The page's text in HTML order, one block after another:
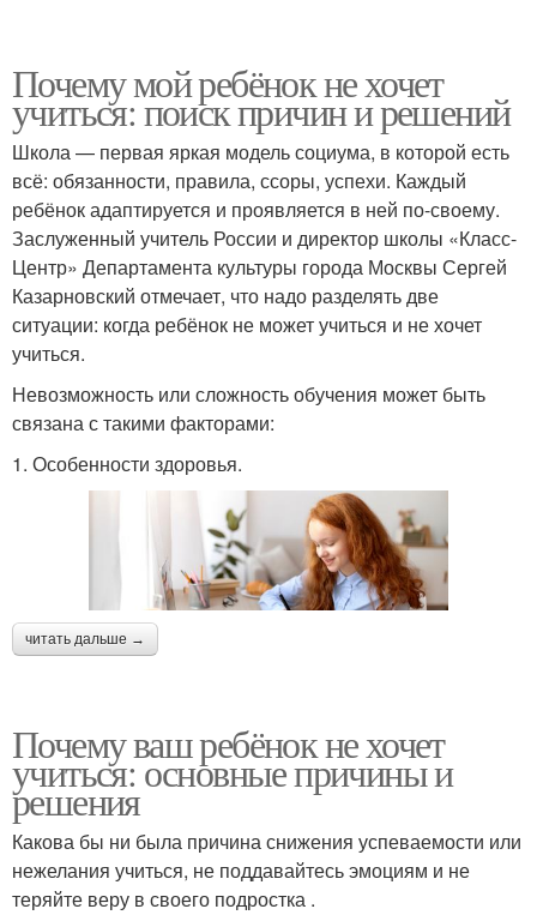
Почему мой ребёнок не хочет
учиться: поиск причин и решений
Школа — первая яркая модель социума, в которой есть
всё: обязанности, правила, ссоры, успехи. Каждый
ребёнок адаптируется и проявляется в ней по-своему.
Заслуженный учитель России и директор школы «Класс-
Центр» Департамента культуры города Москвы Сергей
Казарновский отмечает, что надо разделять две
ситуации: когда ребёнок не может учиться и не хочет
учиться.
Невозможность или сложность обучения может быть
связана с такими факторами:
1. Особенности здоровья.
читать дальше →
Почему ваш ребёнок не хочет
учиться: основные причины и
решения
Какова бы ни была причина снижения успеваемости или
нежелания учиться, не поддавайтесь эмоциям и не
теряйте веру в своего подростка .